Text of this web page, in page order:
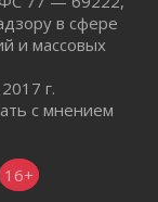
по
вошли в
России
в сфере
и массовых
г.
с мнением
16+